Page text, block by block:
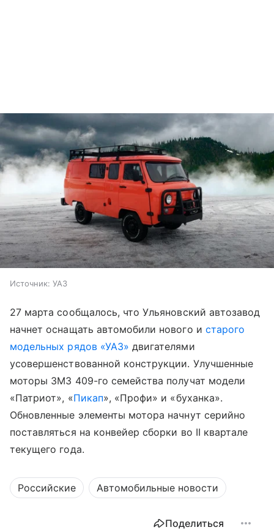
Источник: УАЗ
27 марта сообщалось, что Ульяновский автозавод
начнет оснащать автомобили нового и старого
модельных рядов «УАЗ» двигателями
усовершенствованной конструкции. Улучшенные
моторы ЗМЗ 409-го семейства получат модели
«Патриот», «Пикап», «Профи» и «буханка».
Обновленные элементы мотора начнут серийно
поставляться на конвейер сборки во II квартале
текущего года.
Российские Автомобильные новости
Поделиться